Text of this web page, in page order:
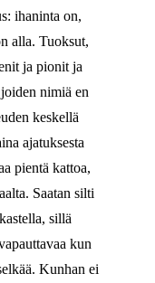
ihaninta on,
alla. Tuoksut,
ja pionit ja
nimiä en
keskellä
ajatuksesta
pientä kattoa,
Saatan silti
sillä
kun
Kunhan ei